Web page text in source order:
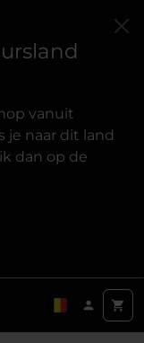
vanuit
je naar dit land
dan op de